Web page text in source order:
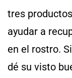
tres
ayudar a
en el rostro.
dé su visto